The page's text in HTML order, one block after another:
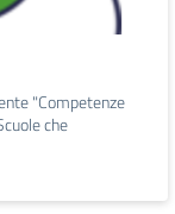
"Competenze
che